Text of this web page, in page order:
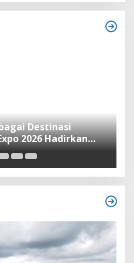
Destinasi
2026 Hadirkan
Global